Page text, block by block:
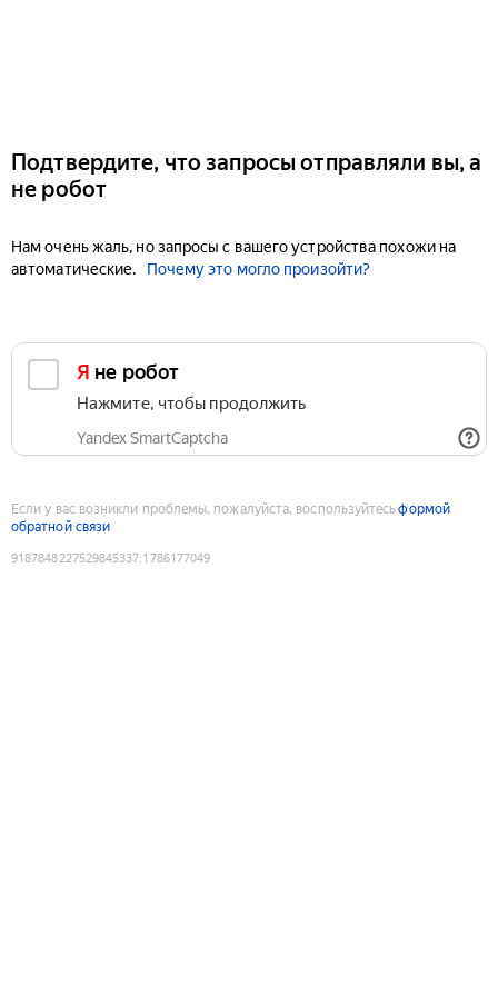
Подтвердите, что запросы отправляли вы, а
не робот
Нам очень жаль, но запросы с вашего устройства похожи на
автоматические.
Почему это могло произойти?
Я не робот
Нажмите, чтобы продолжить
Yandex SmartCaptcha
Если у вас возникли проблемы, пожалуйста, воспользуйтесьформой
обратной связи
9187848227529845337:1786177049